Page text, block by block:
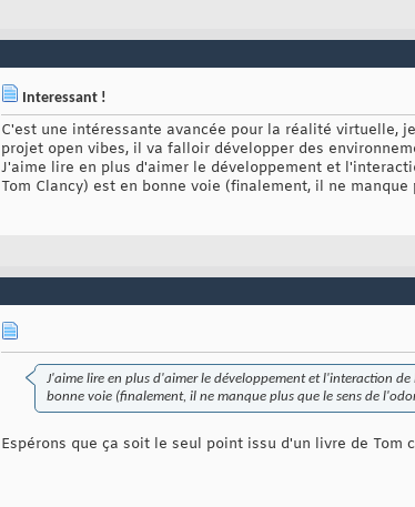
Interessant !
C'est une intéressante avancée pour la réalité virtuelle,
projet open vibes, il va falloir développer des
J'aime lire en plus d'aimer le développement et
Tom Clancy) est en bonne voie (finalement, il ne
J'aime lire en plus d'aimer le développement et l'interaction
bonne voie (finalement, il ne manque plus que le sens de
Espérons que ça soit le seul point issu d'un livre de Tom